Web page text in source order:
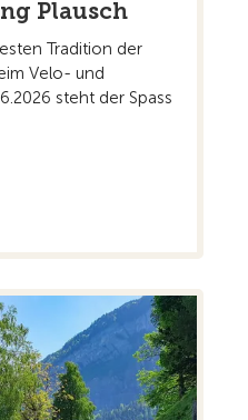
Plausch
Tradition der
Velo- und
steht der Spass